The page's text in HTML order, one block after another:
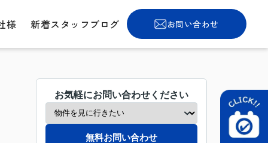
様 新着スタッフブログ お問い合わせ
お気軽にお問い合わせください
無料お問い合わせ